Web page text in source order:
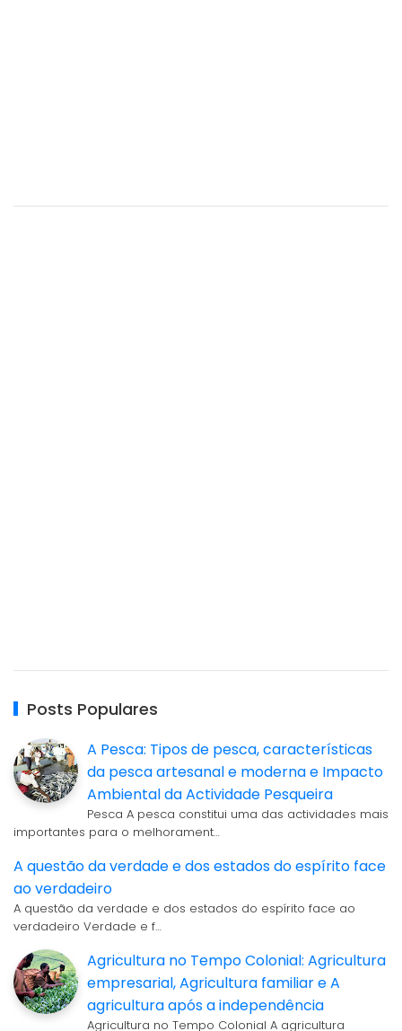
Posts Populares
A Pesca: Tipos de pesca, características
da pesca artesanal e moderna e Impacto
Ambiental da Actividade Pesqueira
Pesca A pesca constitui uma das actividades mais
importantes para o melhorament…
A questão da verdade e dos estados do espírito face
ao verdadeiro
A questão da verdade e dos estados do espírito face ao
verdadeiro Verdade e f…
Agricultura no Tempo Colonial: Agricultura
empresarial, Agricultura familiar e A
agricultura após a independência
Agricultura no Tempo Colonial A agricultura